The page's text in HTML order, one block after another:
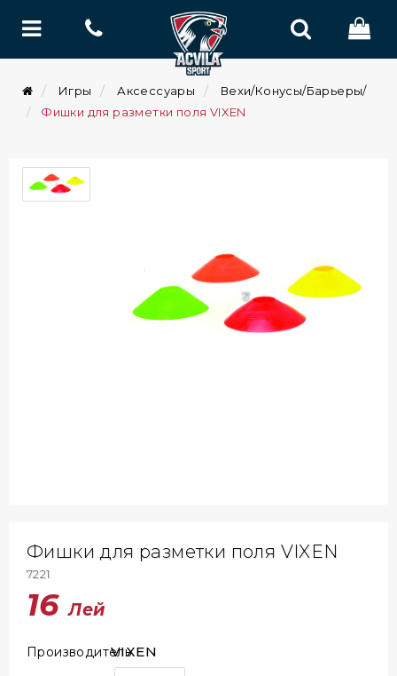
Игры Аксессуары
Вехи/Конусы/Барьеры/
Фишки для разметки поля VIXEN
Фишки для разметки поля VIXEN
7221
16Лей
ПроизводительVIXEN